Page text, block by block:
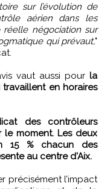
sur l’évolution de
aérien dans les
réelle négociation sur
qui prévaut,"
vaut aussi pour la
en horaires
des contrôleurs
moment. Les deux
15 % chacun des
au centre d'Aix.
précisément l’impact